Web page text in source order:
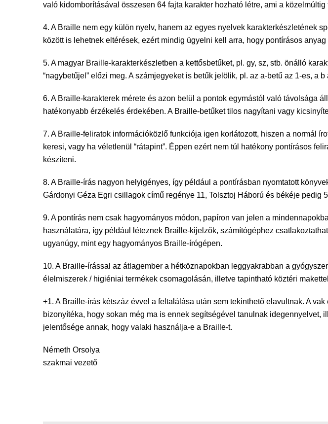
való kidomborításával összesen 64 fajta karakter hozható létre, ami a
4. A Braille nem egy külön nyelv, hanem az egyes nyelvek karakterkészletének
között is lehetnek eltérések, ezért mindig ügyelni kell arra, hogy pontírásos
5. A magyar Braille-karakterkészletben a kettősbetűket, pl. gy, sz, stb. önálló
“nagybetűjel” előzi meg. A számjegyeket is betűk jelölik, pl. az a-betű az 1-es, a
6. A Braille-karakterek mérete és azon belül a pontok egymástól való távolsága
hatékonyabb érzékelés érdekében. A Braille-betűket tilos nagyítani vagy
7. A Braille-feliratok információközlő funkciója igen korlátozott, hiszen a normál
keresi, vagy ha véletlenül “rátapint”. Éppen ezért nem túl hatékony pontírásos
készíteni.
8. A Braille-írás nagyon helyigényes, így például a pontírásban nyomtatott
Gárdonyi Géza Egri csillagok című regénye 11, Tolsztoj Háború és békéje pedig
9. A pontírás nem csak hagyományos módon, papíron van jelen a
használatára, így például léteznek Braille-kijelzők, számítógéphez
ugyanúgy, mint egy hagyományos Braille-írógépen.
10. A Braille-írással az átlagember a hétköznapokban leggyakrabban a
élelmiszerek / higiéniai termékek csomagolásán, illetve tapintható köztéri
+1. A Braille-írás kétszáz évvel a feltalálása után sem tekinthető elavultnak. A
bizonyítéka, hogy sokan még ma is ennek segítségével tanulnak
jelentősége annak, hogy valaki használja-e a Braille-t.
Németh Orsolya
szakmai vezető